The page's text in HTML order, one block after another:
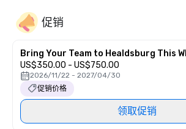
促销
Bring Your Team to Healdsburg This
US$350.00 - US$750.00
2026/11/22 - 2027/04/30
促销价格
领取促销